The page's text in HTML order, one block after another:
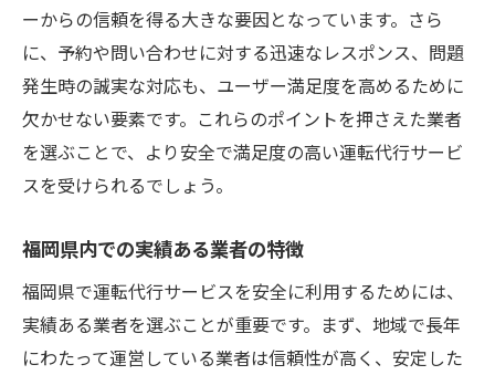
ーからの信頼を得る大きな要因となっています。さら
に、予約や問い合わせに対する迅速なレスポンス、問題
発生時の誠実な対応も、ユーザー満足度を高めるために
欠かせない要素です。これらのポイントを押さえた業者
を選ぶことで、より安全で満足度の高い運転代行サービ
スを受けられるでしょう。
福岡県内での実績ある業者の特徴
福岡県で運転代行サービスを安全に利用するためには、
実績ある業者を選ぶことが重要です。まず、地域で長年
にわたって運営している業者は信頼性が高く、安定した